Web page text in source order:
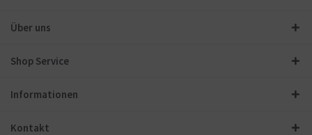
Über uns
Shop Service
Informationen
Kontakt